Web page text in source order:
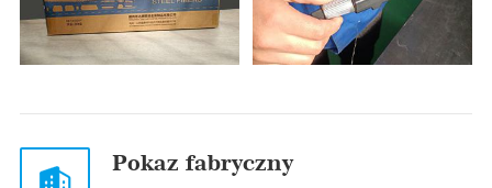
Pokaz fabryczny